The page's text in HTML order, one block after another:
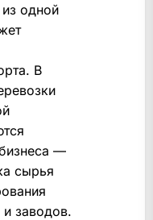
одной
В
—
сырья
заводов.